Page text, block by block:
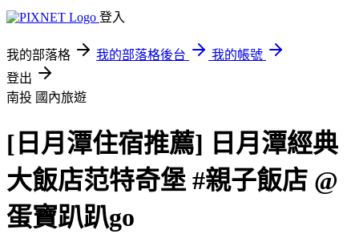
登入
我的部落格 我的部落格後台
我的帳號
登出
南投 國內旅遊
[日月潭住宿推薦] 日月潭經典
大飯店范特奇堡 #親子飯店 @
蛋寶趴趴go